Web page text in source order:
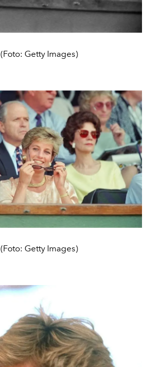
(Foto: Getty Images)
(Foto: Getty Images)